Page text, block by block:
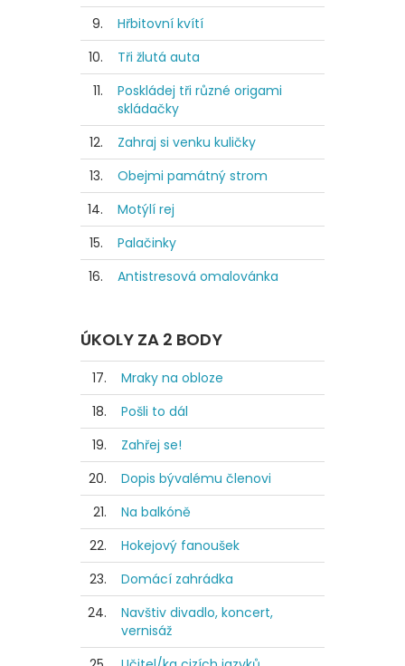
9.
Hřbitovní kvítí
10.
Tři žlutá auta
11.
Poskládej tři různé origami
skládačky
12.
Zahraj si venku kuličky
13.
Obejmi památný strom
14.
Motýlí rej
15.
Palačinky
16.
Antistresová omalovánka
ÚKOLY ZA 2 BODY
17.
Mraky na obloze
18.
Pošli to dál
19.
Zahřej se!
20.
Dopis bývalému členovi
21.
Na balkóně
22.
Hokejový fanoušek
23.
Domácí zahrádka
24.
Navštiv divadlo, koncert,
vernisáž